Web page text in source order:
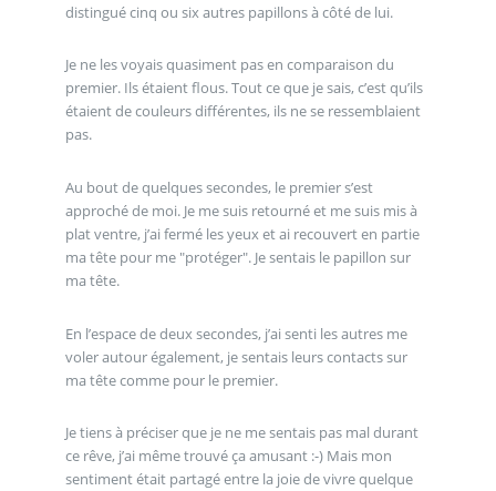
distingué cinq ou six autres papillons à côté de lui.
Je ne les voyais quasiment pas en comparaison du
premier. Ils étaient flous. Tout ce que je sais, c’est qu’ils
étaient de couleurs différentes, ils ne se ressemblaient
pas.
Au bout de quelques secondes, le premier s’est
approché de moi. Je me suis retourné et me suis mis à
plat ventre, j’ai fermé les yeux et ai recouvert en partie
ma tête pour me "protéger". Je sentais le papillon sur
ma tête.
En l’espace de deux secondes, j’ai senti les autres me
voler autour également, je sentais leurs contacts sur
ma tête comme pour le premier.
Je tiens à préciser que je ne me sentais pas mal durant
ce rêve, j’ai même trouvé ça amusant :-) Mais mon
sentiment était partagé entre la joie de vivre quelque